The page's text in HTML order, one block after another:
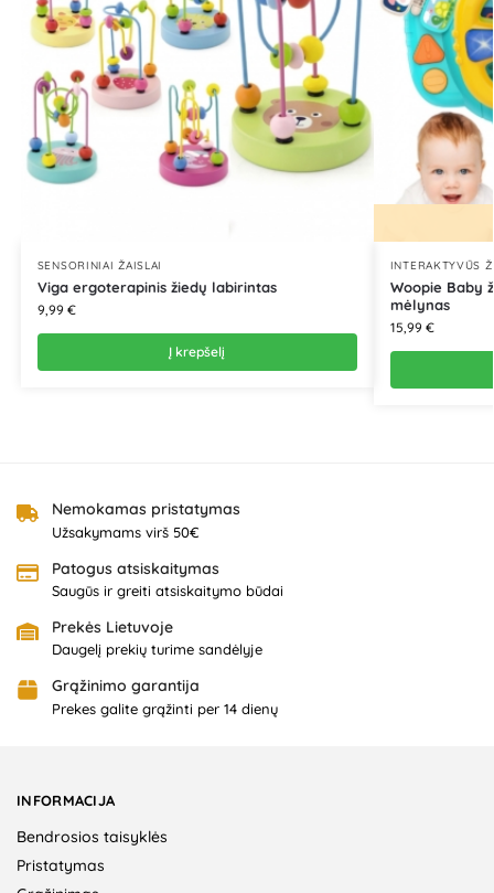
SENSORINIAI ŽAISLAI
Viga ergoterapinis žiedų labirintas
9,99 €
Į krepšelį
INTERAKTYVŪS
Woopie Baby
mėlynas
15,99 €
Nemokamas pristatymas
Užsakymams virš 50€
Patogus atsiskaitymas
Saugūs ir greiti atsiskaitymo būdai
Prekės Lietuvoje
Daugelį prekių turime sandėlyje
Grąžinimo garantija
Prekes galite grąžinti per 14 dienų
INFORMACIJA
Bendrosios taisyklės
Pristatymas